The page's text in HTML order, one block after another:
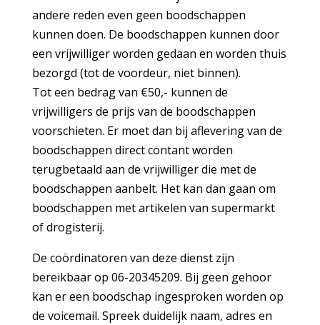
andere reden even geen boodschappen
kunnen doen. De boodschappen kunnen door
een vrijwilliger worden gedaan en worden thuis
bezorgd (tot de voordeur, niet binnen).
Tot een bedrag van €50,- kunnen de
vrijwilligers de prijs van de boodschappen
voorschieten. Er moet dan bij aflevering van de
boodschappen direct contant worden
terugbetaald aan de vrijwilliger die met de
boodschappen aanbelt. Het kan dan gaan om
boodschappen met artikelen van supermarkt
of drogisterij.
De coördinatoren van deze dienst zijn
bereikbaar op 06-20345209. Bij geen gehoor
kan er een boodschap ingesproken worden op
de voicemail. Spreek duidelijk naam, adres en